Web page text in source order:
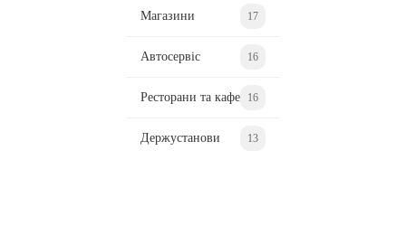
Магазини 17
Автосервіс 16
Ресторани та кафе 16
Держустанови 13